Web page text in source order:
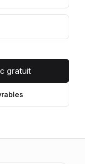
gratuit